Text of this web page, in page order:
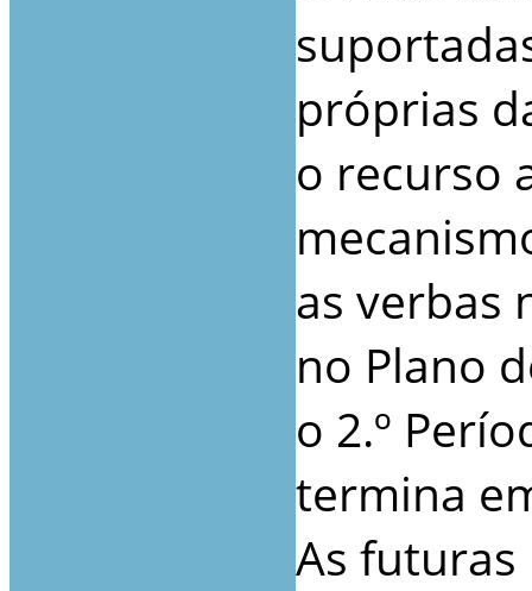
próprias
o recurso
as verbas
no Plano
o 2.º
termina
As futuras